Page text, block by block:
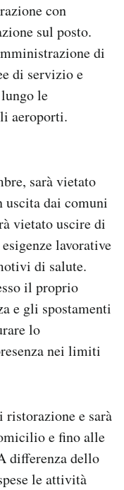
con
sul posto.
di
di servizio e
le
aeroporti.
sarà vietato
uscita dai comuni
vietato uscire di
lavorative
di salute.
il proprio
e gli spostamenti
lo
nei limiti
e sarà
e fino alle
differenza dello
le attività